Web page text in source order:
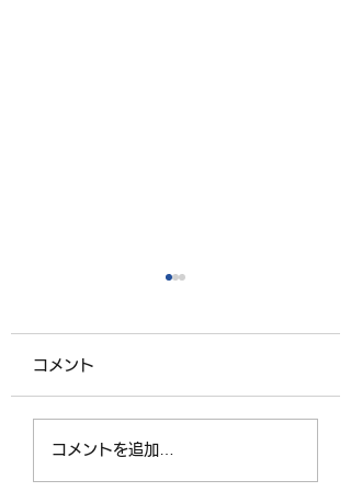
お盆のお勤め（お参
り）が始まりました
コメント
コメントを追加…